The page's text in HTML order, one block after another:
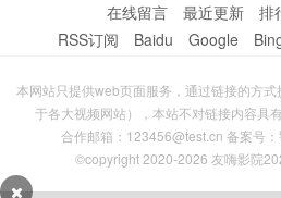
在线留言 最近更新 排
RSS订阅
Baidu Google
本网站只提供web页面服务，通过链接的方
于各大视频网站），本站不对链接内容具
合作邮箱：123456@test.cn 备案号：
©copyright 2020-2026 友嗨影院